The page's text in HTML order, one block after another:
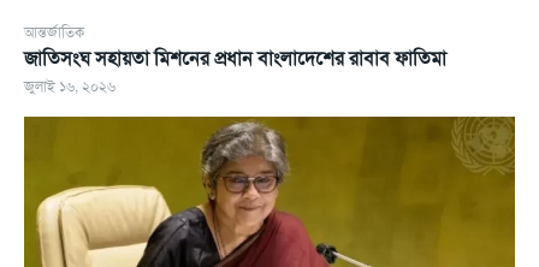
আন্তর্জাতিক
জাতিসংঘ সহায়তা মিশনের প্রধান বাংলাদেশের রাবাব ফাতিমা
জুলাই ১৬, ২০২৬